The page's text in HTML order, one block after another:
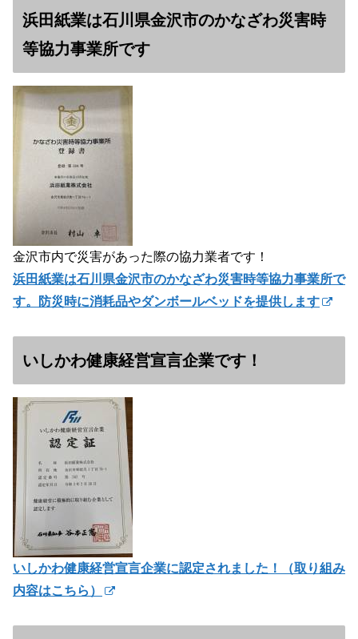
浜田紙業は石川県金沢市のかなざわ災害時
等協力事業所です
金沢市内で災害があった際の協力業者です！
浜田紙業は石川県金沢市のかなざわ災害時等協力事業所で
す。防災時に消耗品やダンボールベッドを提供します
いしかわ健康経営宣言企業です！
いしかわ健康経営宣言企業に認定されました！（取り組み
内容はこちら）